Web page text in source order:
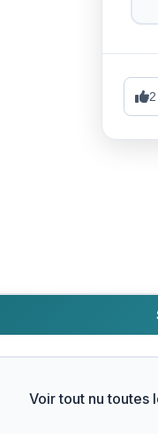
2
Voir tout nu toutes